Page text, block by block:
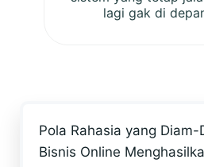
lagi gak di
Pola Rahasia yang
Bisnis Online